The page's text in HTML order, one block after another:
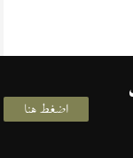
اضغط هنا